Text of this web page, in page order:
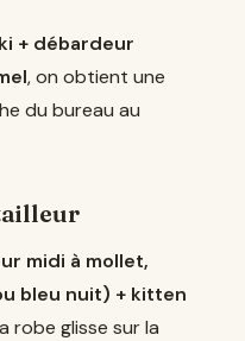
+ débardeur
, on obtient une
du bureau au
midi à mollet,
bleu nuit) + kitten
robe glisse sur la